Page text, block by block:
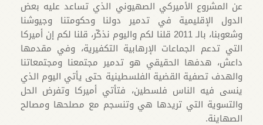
عن المشروع الأميركي الصهيوني الذي تساعد عليه بعض
الدول الإقليمية في تدمير دولنا وحكومتنا وجيوشنا
وشعوبنا، بالـ 2011 قلنا لكم واليوم نذكّر، قلنا لكم إن أميركا
التي تدعم الجماعات الإرهابية التكفيرية، وفي مقدمها
داعش، هدفها الحقيقي هو تدمير مجتمعنا ومجتمعاتنا
والهدف تصفية القضية الفلسطينية حتى يأتي اليوم الذي
ينسى فيه الناس فلسطين، فتأتي أميركا وتفرض الحل
والتسوية التي تريدها هي وتنسجم مع مصلحها ومصالح
الصهاينة.